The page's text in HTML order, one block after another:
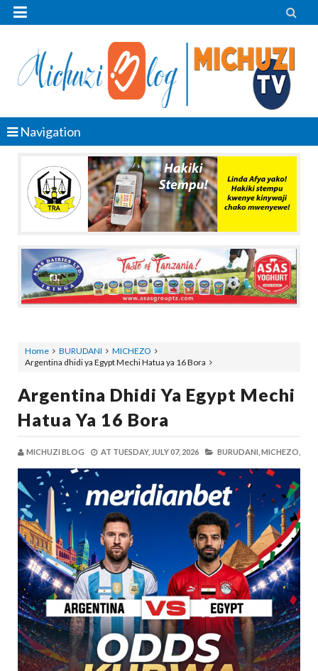
 
Navigation
Home BURUDANI
MICHEZO
Argentina dhidi ya Egypt Mechi Hatua ya 16 Bora
Argentina Dhidi Ya Egypt Mechi
Hatua Ya 16 Bora
MICHUZI BLOG AT TUESDAY, JULY 07, 2026 BURUDANI, MICHEZO,